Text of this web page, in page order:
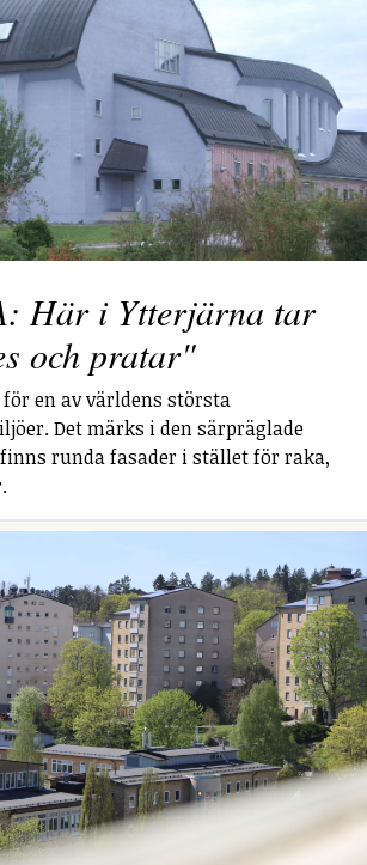
Här i Ytterjärna tar
och pratar"
en av världens största
Det märks i den särpräglade
runda fasader i stället för raka,